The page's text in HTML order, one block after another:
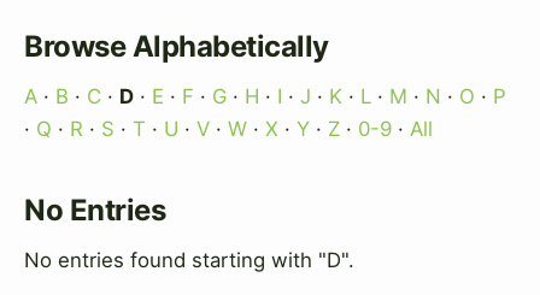
Browse Alphabetically
A · B · C · D · E · F · G · H · I · J · K · L · M · N · O · P
· Q · R · S · T · U · V · W · X · Y · Z · 0-9 · All
No Entries
No entries found starting with "D".